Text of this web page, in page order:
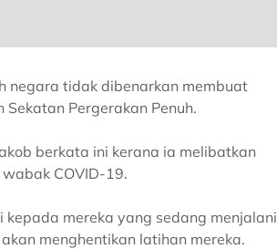
negara tidak dibenarkan membuat
Pergerakan Penuh.
berkata ini kerana ia melibatkan
COVID-19.
mereka yang sedang menjalani
menghentikan latihan mereka.